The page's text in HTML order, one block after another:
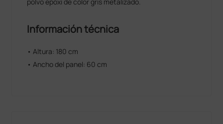
Información técnica
• Altura: 180 cm
• Ancho del panel: 60 cm